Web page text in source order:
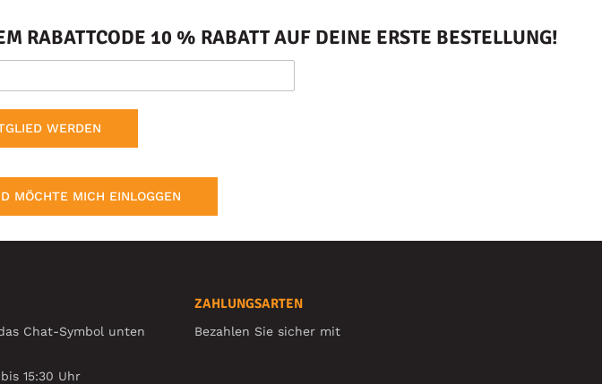
RABATTCODE 10 % RABATT AUF DEINE ERSTE BESTELLUNG!
WERDEN
MÖCHTE MICH EINLOGGEN
Chat-Symbol unten
15:30 Uhr
ZAHLUNGSARTEN
Bezahlen Sie sicher mit